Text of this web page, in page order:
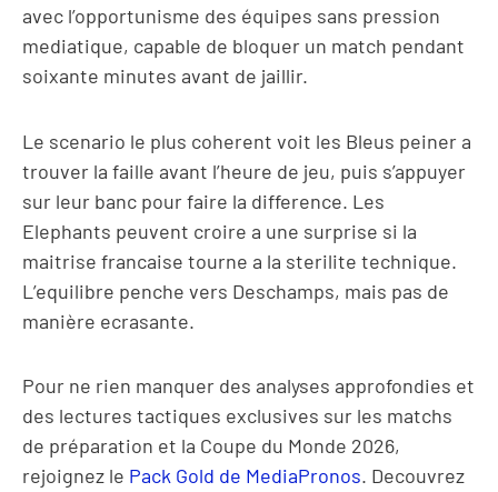
avec l’opportunisme des équipes sans pression
mediatique, capable de bloquer un match pendant
soixante minutes avant de jaillir.
Le scenario le plus coherent voit les Bleus peiner a
trouver la faille avant l’heure de jeu, puis s’appuyer
sur leur banc pour faire la difference. Les
Elephants peuvent croire a une surprise si la
maitrise francaise tourne a la sterilite technique.
L’equilibre penche vers Deschamps, mais pas de
manière ecrasante.
Pour ne rien manquer des analyses approfondies et
des lectures tactiques exclusives sur les matchs
de préparation et la Coupe du Monde 2026,
rejoignez le Pack Gold de MediaPronos. Decouvrez